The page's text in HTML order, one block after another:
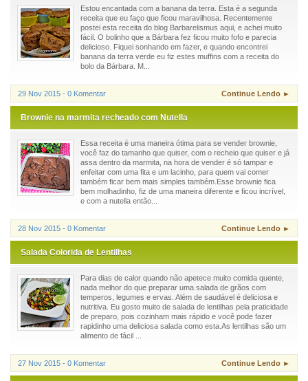
Estou encantada com a banana da terra. Esta é a segunda
receita que eu faço que ficou maravilhosa. Recentemente
postei esta receita do blog Barbarelismus aqui, e achei muito
fácil. O bolinho que a Bárbara fez ficou muito fofo e parecia
delicioso. Fiquei sonhando em fazer, e quando encontrei
banana da terra verde eu fiz estes muffins com a receita do
bolo da Bárbara. M...
29 Nov 2015 - 0 Komentar Continue Lendo ►
Brownie na marmita recheado com Nutella
Essa receita é uma maneira ótima para se vender brownie,
você faz do tamanho que quiser, com o recheio que quiser e já
assa dentro da marmita, na hora de vender é só tampar e
enfeitar com uma fita e um lacinho, para quem vai comer
também ficar bem mais simples também.Esse brownie fica
bem molhadinho, fiz de uma maneira diferente e ficou incrível,
e com a nutella então...
28 Nov 2015 - 0 Komentar Continue Lendo ►
Salada Colorida de Lentilhas
Para dias de calor quando não apetece muito comida quente,
nada melhor do que preparar uma salada de grãos com
temperos, legumes e ervas. Além de saudável é deliciosa e
nutritiva. Eu gosto muito de salada de lentilhas pela praticidade
de preparo, pois cozinham mais rápido e você pode fazer
rapidinho uma deliciosa salada como esta.As lentilhas são um
alimento de fácil ...
27 Nov 2015 - 0 Komentar Continue Lendo ►